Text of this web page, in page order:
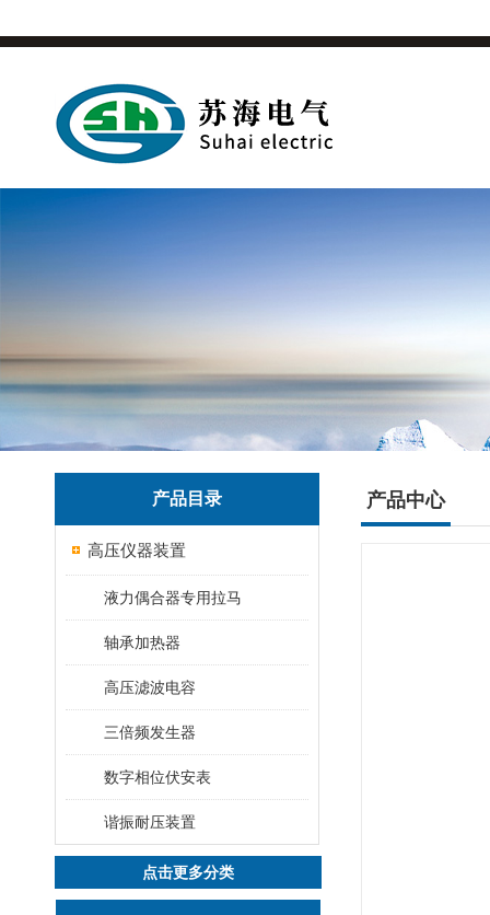
产品目录
高压仪器装置
液力偶合器专用拉马
轴承加热器
高压滤波电容
三倍频发生器
数字相位伏安表
谐振耐压装置
点击更多分类
产品中心